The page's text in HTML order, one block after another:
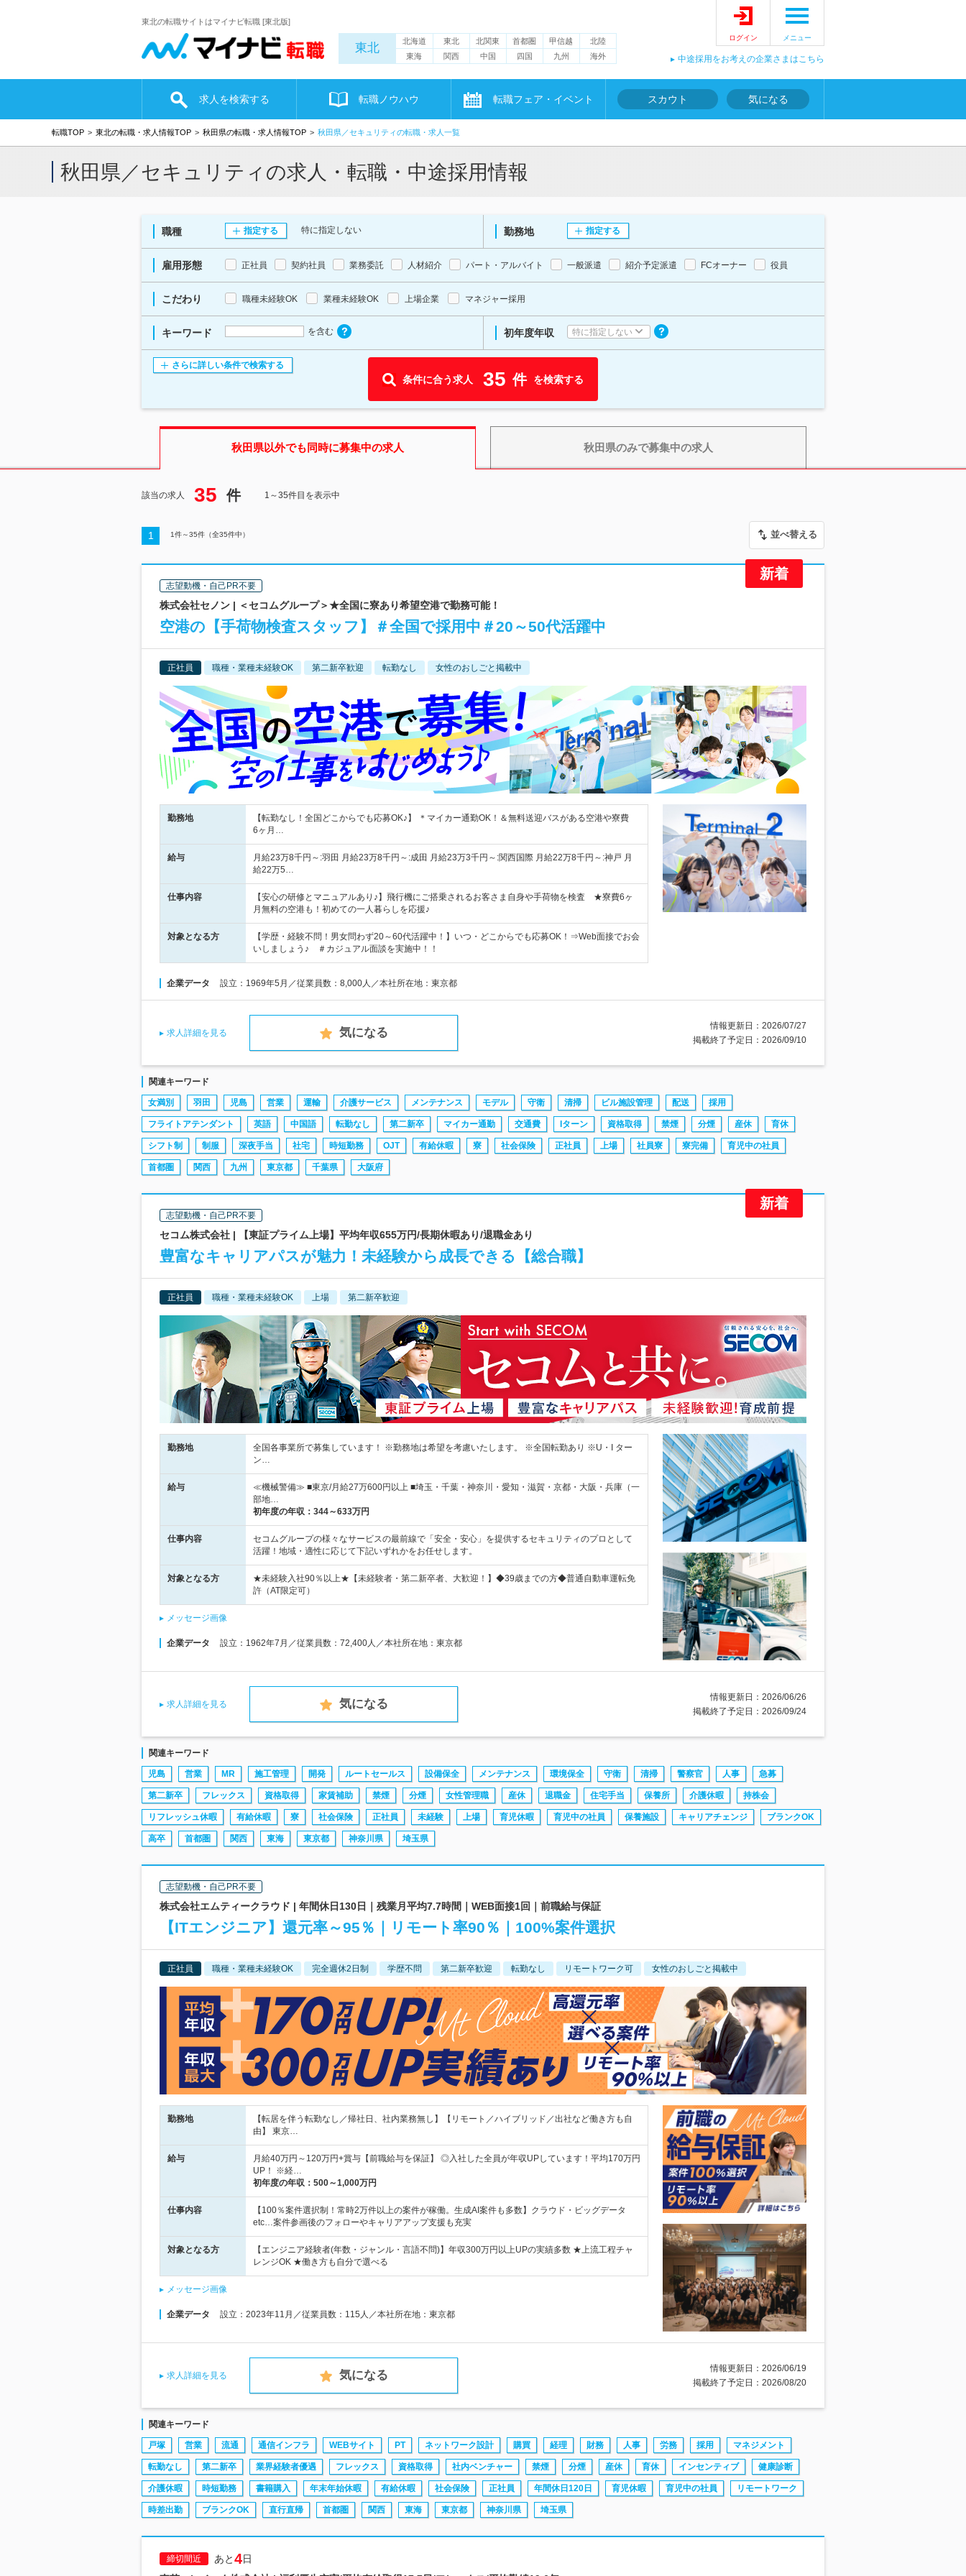
東北の転職サイトはマイナビ転職 [東北版]
東北 北海道 東北 北関東 首都圏 甲信越
北陸
東海
関西 中国 四国 九州 海外
ログイン メニュー
中途採用をお考えの企業さまはこちら
求人を検索する 転職ノウハウ 転職フェア・イベント スカウト 気になる
転職TOP 東北の転職・求人情報TOP 秋田県の転職・求人情報TOP 秋田県／セキュリティの転職・求人一覧
秋田県／セキュリティの求人・転職・中途採用情報
職種 指定する 特に指定しない 勤務地 指定する
雇用形態 正社員 契約社員 業務委託 人材紹介 パート・アルバイト 一般派遣 紹介予定派遣 FCオーナー 役員
こだわり 職種未経験OK 業種未経験OK 上場企業 マネジャー採用
キーワード を含む 初年度年収 特に指定しない
さらに詳しい条件で検索する
条件に合う求人 35 件 を検索する
秋田県以外でも同時に募集中の求人 秋田県のみで募集中の求人
該当の求人 35 件 1～35件目を表示中
1 1件～35件（全35件中） 並べ替える
志望動機・自己PR不要
株式会社セノン | ＜セコムグループ＞★全国に寮あり希望空港で勤務可能！
空港の【手荷物検査スタッフ】＃全国で採用中＃20～50代活躍中
正社員 職種・業種未経験OK 第二新卒歓迎 転勤なし 女性のおしごと掲載中
勤務地
【転勤なし！全国どこからでも応募OK♪】 ＊マイカー通勤OK！＆無料送迎バスがある空港や寮費
6ヶ月…
給与
月給23万8千円～:羽田 月給23万8千円～:成田 月給23万3千円～:関西国際 月給22万8千円～:神戸 月
給22万5…
仕事内容
【安心の研修とマニュアルあり♪】飛行機にご搭乗されるお客さま自身や手荷物を検査 ★寮費6ヶ
月無料の空港も！初めての一人暮らしを応援♪
対象となる方
【学歴・経験不問！男女問わず20～60代活躍中！】いつ・どこからでも応募OK！⇒Web面接でお会
いしましょう♪ ＃カジュアル面談を実施中！！
企業データ 設立：1969年5月／従業員数：8,000人／本社所在地：東京都
求人詳細を見る 気になる
情報更新日：2026/07/27
掲載終了予定日：2026/09/10
関連キーワード
女満別 羽田 児島 営業 運輸 介護サービス メンテナンス モデル 守衛 清掃 ビル施設管理 配送 採用
フライトアテンダント 英語 中国語 転勤なし 第二新卒 マイカー通勤 交通費 Iターン 資格取得 禁煙 分煙 産休 育休
シフト制 制服 深夜手当 社宅 時短勤務 OJT 有給休暇 寮 社会保険 正社員 上場 社員寮 寮完備 育児中の社員
首都圏 関西 九州 東京都 千葉県 大阪府
志望動機・自己PR不要
セコム株式会社 | 【東証プライム上場】平均年収655万円/長期休暇あり/退職金あり
豊富なキャリアパスが魅力！未経験から成長できる【総合職】
正社員 職種・業種未経験OK 上場 第二新卒歓迎
勤務地
全国各事業所で募集しています！ ※勤務地は希望を考慮いたします。 ※全国転勤あり ※U・I ター
ン…
給与
≪機械警備≫ ■東京/月給27万600円以上 ■埼玉・千葉・神奈川・愛知・滋賀・京都・大阪・兵庫（一
部地…
初年度の年収： 344～633万円
仕事内容
セコムグループの様々なサービスの最前線で「安全・安心」を提供するセキュリティのプロとして
活躍！地域・適性に応じて下記いずれかをお任せします。
対象となる方
★未経験入社90％以上★【未経験者・第二新卒者、大歓迎！】◆39歳までの方◆普通自動車運転免
許（AT限定可）
メッセージ画像
企業データ 設立：1962年7月／従業員数：72,400人／本社所在地：東京都
求人詳細を見る 気になる
情報更新日：2026/06/26
掲載終了予定日：2026/09/24
関連キーワード
児島 営業 MR 施工管理 開発 ルートセールス 設備保全 メンテナンス 環境保全 守衛 清掃 警察官 人事 急募
第二新卒 フレックス 資格取得 家賃補助 禁煙 分煙 女性管理職 産休 退職金 住宅手当 保養所 介護休暇 持株会
リフレッシュ休暇 有給休暇 寮 社会保険 正社員 未経験 上場 育児休暇 育児中の社員 保養施設 キャリアチェンジ ブランクOK
高卒 首都圏 関西 東海 東京都 神奈川県 埼玉県
志望動機・自己PR不要
株式会社エムティークラウド | 年間休日130日｜残業月平均7.7時間｜WEB面接1回｜前職給与保証
【ITエンジニア】還元率～95％｜リモート率90％｜100%案件選択
正社員 職種・業種未経験OK 完全週休2日制 学歴不問 第二新卒歓迎 転勤なし リモートワーク可 女性のおしごと掲載中
勤務地
【転居を伴う転勤なし／帰社日、社内業務無し】【リモート／ハイブリッド／出社など働き方も自
由】 東京…
給与
月給40万円～120万円+賞与【前職給与を保証】 ◎入社した全員が年収UPしています！平均170万円
UP！ ※経…
初年度の年収： 500～1,000万円
仕事内容
【100％案件選択制！常時2万件以上の案件が稼働。生成AI案件も多数】クラウド・ビッグデータ
etc…案件参画後のフォローやキャリアアップ支援も充実
対象となる方
【エンジニア経験者(年数・ジャンル・言語不問)】年収300万円以上UPの実績多数 ★上流工程チャ
レンジOK ★働き方も自分で選べる
メッセージ画像
企業データ 設立：2023年11月／従業員数：115人／本社所在地：東京都
求人詳細を見る 気になる
情報更新日：2026/06/19
掲載終了予定日：2026/08/20
関連キーワード
戸塚 営業 流通 通信インフラ WEBサイト PT ネットワーク設計 購買 経理 財務 人事 労務 採用 マネジメント
転勤なし 第二新卒 業界経験者優遇 フレックス 資格取得 社内ベンチャー 禁煙 分煙 産休 育休 インセンティブ 健康診断
介護休暇 時短勤務 書籍購入 年末年始休暇 有給休暇 社会保険 正社員 年間休日120日 育児休暇 育児中の社員 リモートワーク
時差出勤 ブランクOK 直行直帰 首都圏 関西 東海 東京都 神奈川県 埼玉県
締切間近 あと4日